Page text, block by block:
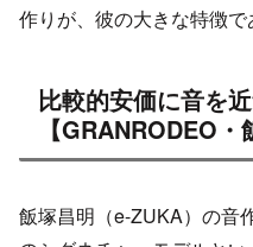
作りが、彼の大きな特徴で
比較的安価に音を
【GRANRODEO・
飯塚昌明（e-ZUKA）の音